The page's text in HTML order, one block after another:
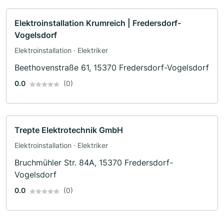
Elektroinstallation Krumreich | Fredersdorf-
Vogelsdorf
Elektroinstallation · Elektriker
Beethovenstraße 61, 15370 Fredersdorf-Vogelsdorf
0.0 (0)
Trepte Elektrotechnik GmbH
Elektroinstallation · Elektriker
Bruchmühler Str. 84A, 15370 Fredersdorf-
Vogelsdorf
0.0 (0)